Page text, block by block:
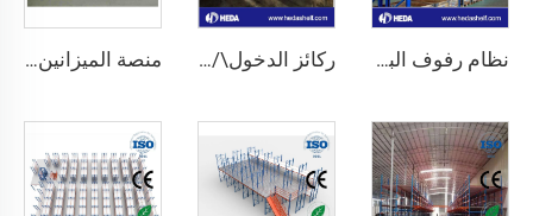
نظام رفوف الباليت الثقيلة الواجب ركائز الدخول\/المرور منصة الميزانين الهيكلية الفولاذية